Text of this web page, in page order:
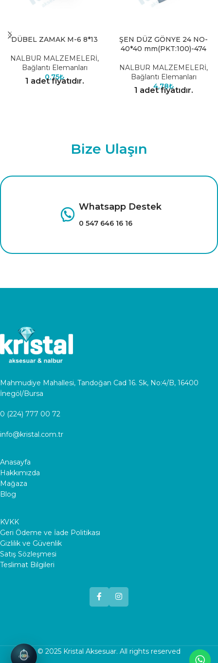
DÜBEL ZAMAK M-6 8*13
NALBUR MALZEMELERİ,
Bağlantı Elemanları
0,75₺
1 adet fiyatıdır.
ŞEN DÜZ GÖNYE 24 NO-
40*40 mm(PKT:100)-474
NALBUR MALZEMELERİ,
Bağlantı Elemanları
4,78₺
1 adet fiyatıdır.
Bize Ulaşın
Whatsapp Destek
0 547 646 16 16
Mahmudiye Mahallesi, Tandoğan Cad 16. Sk, No:4/B, 16400
İnegöl/Bursa
0 (224) 777 00 72
info@kristal.com.tr
Anasayfa
Hakkımızda
Mağaza
Blog
KVKK
Geri Ödeme ve İade Politikası
Gizlilik ve Güvenlik
Satış Sözleşmesi
Teslimat Bilgileri
© 2025 Kristal Aksesuar. All rights reserved